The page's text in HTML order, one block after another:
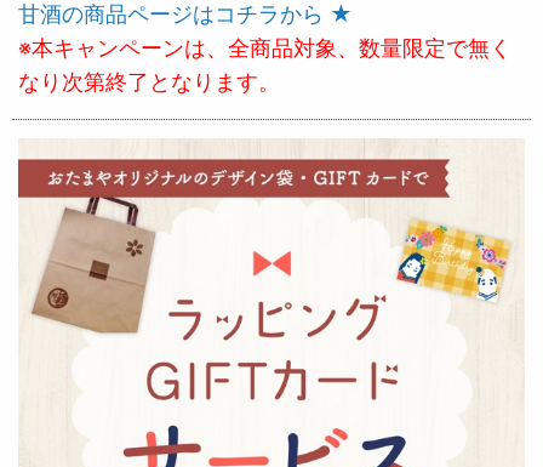
甘酒の商品ページはコチラから ★
※本キャンペーンは、全商品対象、数量限定で無く
なり次第終了となります。